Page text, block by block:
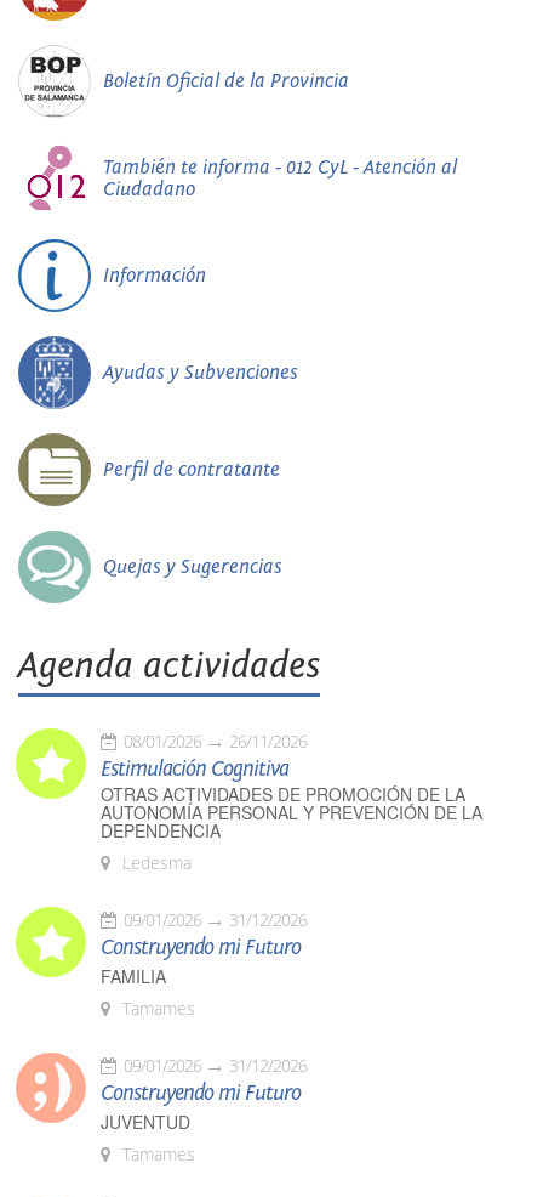
Boletín Oficial de la Provincia
También te informa - 012 CyL - Atención al
Ciudadano
Información
Ayudas y Subvenciones
Perfil de contratante
Quejas y Sugerencias
Agenda actividades
08/01/2026 26/11/2026
Estimulación Cognitiva
OTRAS ACTIVIDADES DE PROMOCIÓN DE LA
AUTONOMÍA PERSONAL Y PREVENCIÓN DE LA
DEPENDENCIA
Ledesma
09/01/2026 31/12/2026
Construyendo mi Futuro
FAMILIA
Tamames
09/01/2026 31/12/2026
Construyendo mi Futuro
JUVENTUD
Tamames